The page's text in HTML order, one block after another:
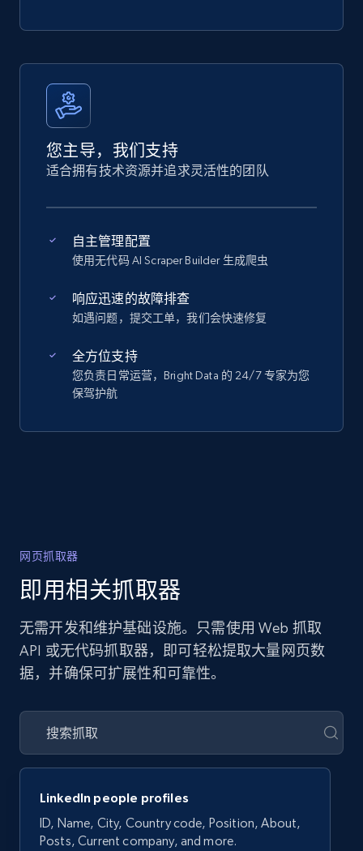
您主导，我们支持
适合拥有技术资源并追求灵活性的团队
自主管理配置
使用无代码 AI Scraper Builder 生成爬虫
响应迅速的故障排查
如遇问题，提交工单，我们会快速修复
全方位支持
您负责日常运营，Bright Data 的 24/7 专家为您
保驾护航
网页抓取器
即用相关抓取器
无需开发和维护基础设施。只需使用 Web 抓取
API 或无代码抓取器，即可轻松提取大量网页数
据，并确保可扩展性和可靠性。
LinkedIn people profiles
ID, Name, City, Country code, Position, About,
Posts, Current company, and more.